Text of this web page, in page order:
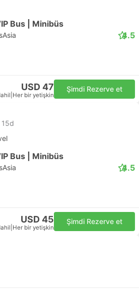
Bus | Minibüs
4.5
USD 47
Her bir yetişkin
Şimdi Rezerve et
15d
Bus | Minibüs
4.5
USD 45
Her bir yetişkin
Şimdi Rezerve et